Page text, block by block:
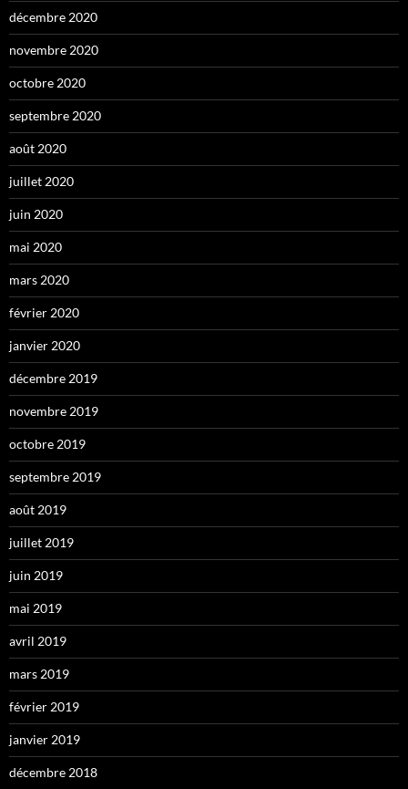
décembre 2020
novembre 2020
octobre 2020
septembre 2020
août 2020
juillet 2020
juin 2020
mai 2020
mars 2020
février 2020
janvier 2020
décembre 2019
novembre 2019
octobre 2019
septembre 2019
août 2019
juillet 2019
juin 2019
mai 2019
avril 2019
mars 2019
février 2019
janvier 2019
décembre 2018